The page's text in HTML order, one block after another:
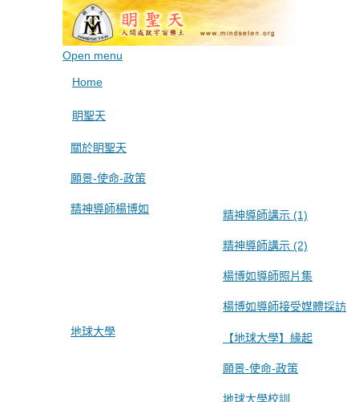
Open menu
Home
眀聖天
關於眀聖天
願景-使命-政策
精神導師楊博如 精神導師講示 (1)
精神導師講示 (2)
楊博如導師照片集
楊博如導師接受媒體採訪
地球大學
【地球大學】緣起
願景-使命-政策
地球大學校訓